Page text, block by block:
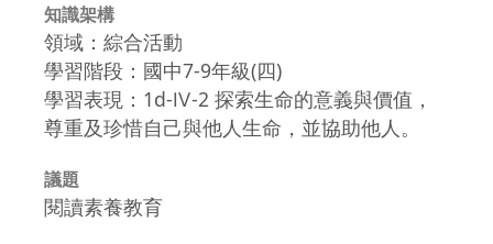
知識架構
領域：綜合活動
學習階段：國中7-9年級(四)
學習表現：1d-Ⅳ-2 探索生命的意義與價值，
尊重及珍惜自己與他人生命，並協助他人。
議題
閱讀素養教育